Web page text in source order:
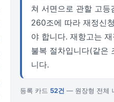
쳐 서면으로 관할 고등
260조에 따라 재정신
야 합니다. 재항고는
불복 절차입니다(같은
니다.
등록 카드 52건 — 원장형 전체